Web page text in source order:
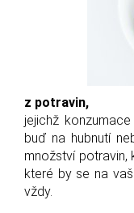
z potravin,
jejichž
buď na hubnutí
množství potravin,
které by se na
vždy.